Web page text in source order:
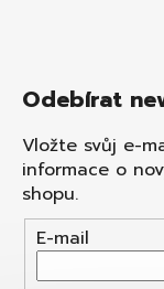
Odebírat
Vložte svůj e-
informace o
shopu.
E-mail